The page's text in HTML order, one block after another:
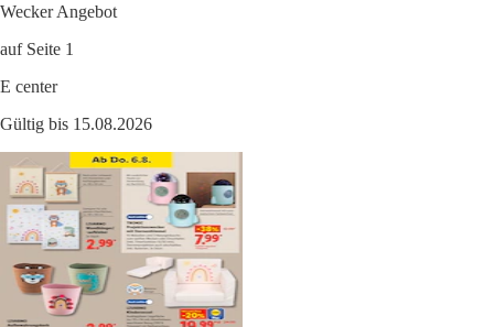
Wecker Angebot
auf Seite 1
E center
Gültig bis 15.08.2026